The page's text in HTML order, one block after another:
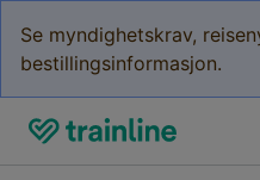
Se myndighetskrav,
bestillingsinformasjon.